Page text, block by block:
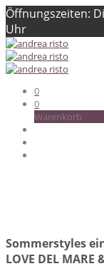
Öffnungszeiten:
Uhr
0
0
Warenkorb
Sommerstyles
LOVE DEL MARE